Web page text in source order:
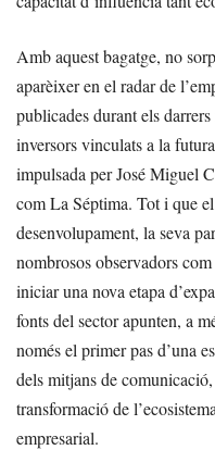
Amb aquest bagatge, no
aparèixer en el radar de
publicades durant els
inversors vinculats a la
impulsada per José Miguel
com La Séptima. Tot i que
desenvolupament, la seva
nombrosos observadors
iniciar una nova etapa
fonts del sector apunten, a
només el primer pas d’una
dels mitjans de
transformació de
empresarial.